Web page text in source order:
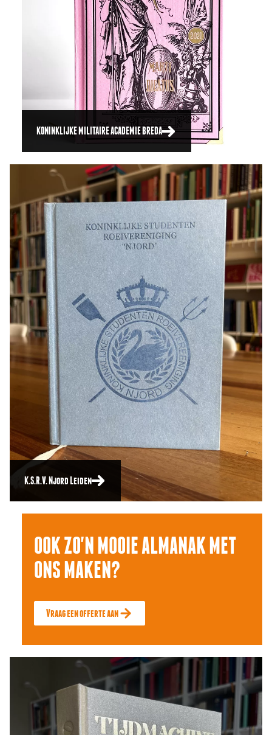
KONINKLIJKE MILITAIRE ACADEMIE BREDA
K.S.R.V. Njord Leiden
OOK ZO'N MOOIE ALMANAK MET
ONS MAKEN?
Vraag een offerte aan